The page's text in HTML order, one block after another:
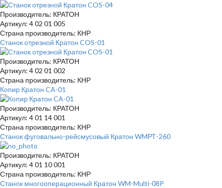
Производитель: КРАТОН
Артикул: 4 02 01 005
Страна производитель: КНР
Станок отрезной Кратон COS-01
Производитель: КРАТОН
Артикул: 4 02 01 002
Страна производитель: КНР
Копир Кратон CA-01
Производитель: КРАТОН
Артикул: 4 01 14 001
Страна производитель: КНР
Станок фуговально-рейсмусовый Кратон WMРТ-260
Производитель: КРАТОН
Артикул: 4 01 10 001
Страна производитель: КНР
Станок многооперационный Кратон WM-Multi-08P